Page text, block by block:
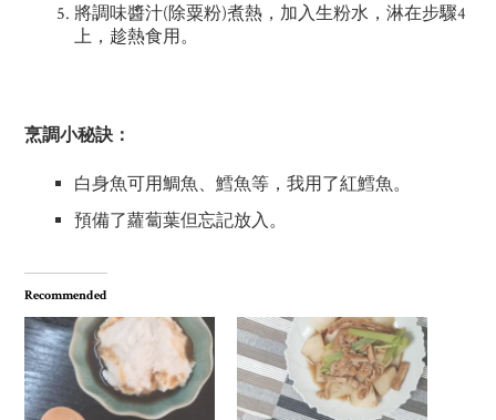
將調味醬汁(除粟粉)煮熱，加入生粉水，淋在步驟4
上，趁熱食用。
烹調小秘訣：
白身魚可用鯛魚、鱈魚等，我用了紅鱈魚。
預備了蘿蔔葉但忘記放入。
Recommended